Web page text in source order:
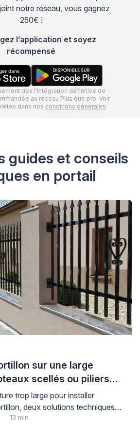
notre réseau, vous gagnez
250€ !
l’application et soyez
récompensé
dès l'intégration définitive de
au réseau Plus que pro. Voir
dans nos conditions générales.
guides et conseils
en portail
sur une large
scellés ou piliers
trop large pour installer
deux solutions techniques
scellement de poteaux ou la
13 min